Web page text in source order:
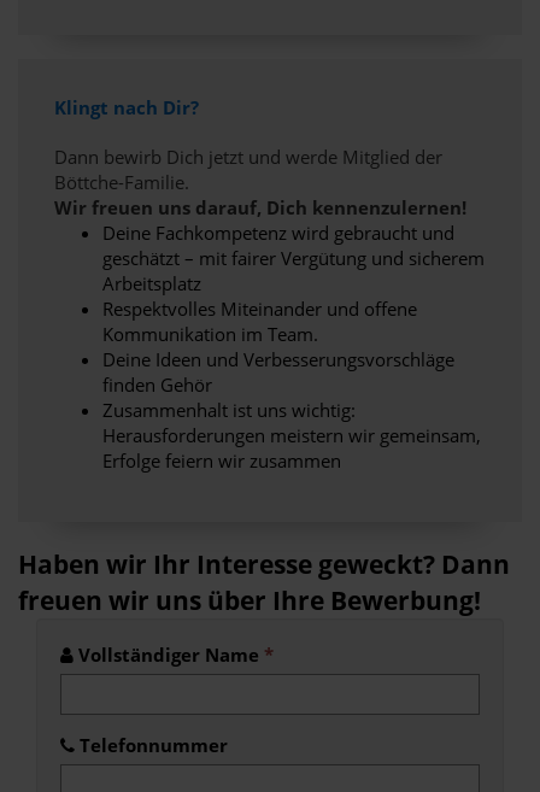
Klingt nach Dir?
Dann bewirb Dich jetzt und werde Mitglied der
Böttche-Familie.
Wir freuen uns darauf, Dich kennenzulernen!
Deine Fachkompetenz wird gebraucht und
geschätzt – mit fairer Vergütung und sicherem
Arbeitsplatz
Respektvolles Miteinander und offene
Kommunikation im Team.
Deine Ideen und Verbesserungsvorschläge
finden Gehör
Zusammenhalt ist uns wichtig:
Herausforderungen meistern wir gemeinsam,
Erfolge feiern wir zusammen
Haben wir Ihr Interesse geweckt? Dann
freuen wir uns über Ihre Bewerbung!
Vollständiger Name *
Telefonnummer